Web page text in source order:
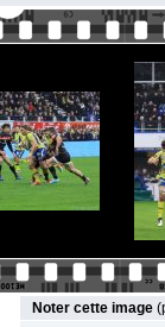
Noter cette image